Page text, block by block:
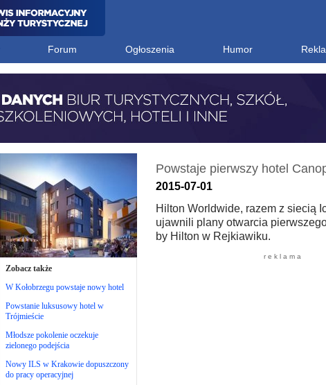
Forum Ogłoszenia Humor
Zobacz także
W Kołobrzegu powstaje nowy hotel
Powstanie luksusowy hotel w
Trójmieście
Młodsze pokolenie oczekuje
zielonego podejścia
Nowy ILS w Krakowie dopuszczony
do pracy operacyjnej
Powstaje pierwszy hotel
2015-07-01
Hilton Worldwide, razem z siecią
ujawnili plany otwarcia
by Hilton w Rejkiawiku.
r e k l a m a